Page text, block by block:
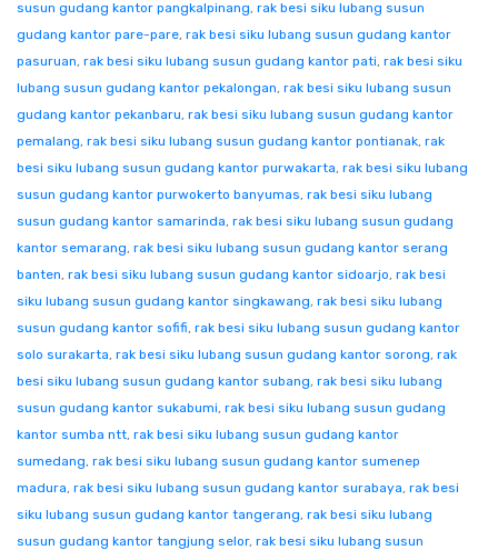
susun gudang kantor pangkalpinang, rak besi siku lubang susun
gudang kantor pare-pare, rak besi siku lubang susun gudang kantor
pasuruan, rak besi siku lubang susun gudang kantor pati, rak besi siku
lubang susun gudang kantor pekalongan, rak besi siku lubang susun
gudang kantor pekanbaru, rak besi siku lubang susun gudang kantor
pemalang, rak besi siku lubang susun gudang kantor pontianak, rak
besi siku lubang susun gudang kantor purwakarta, rak besi siku lubang
susun gudang kantor purwokerto banyumas, rak besi siku lubang
susun gudang kantor samarinda, rak besi siku lubang susun gudang
kantor semarang, rak besi siku lubang susun gudang kantor serang
banten, rak besi siku lubang susun gudang kantor sidoarjo, rak besi
siku lubang susun gudang kantor singkawang, rak besi siku lubang
susun gudang kantor sofifi, rak besi siku lubang susun gudang kantor
solo surakarta, rak besi siku lubang susun gudang kantor sorong, rak
besi siku lubang susun gudang kantor subang, rak besi siku lubang
susun gudang kantor sukabumi, rak besi siku lubang susun gudang
kantor sumba ntt, rak besi siku lubang susun gudang kantor
sumedang, rak besi siku lubang susun gudang kantor sumenep
madura, rak besi siku lubang susun gudang kantor surabaya, rak besi
siku lubang susun gudang kantor tangerang, rak besi siku lubang
susun gudang kantor tangjung selor, rak besi siku lubang susun